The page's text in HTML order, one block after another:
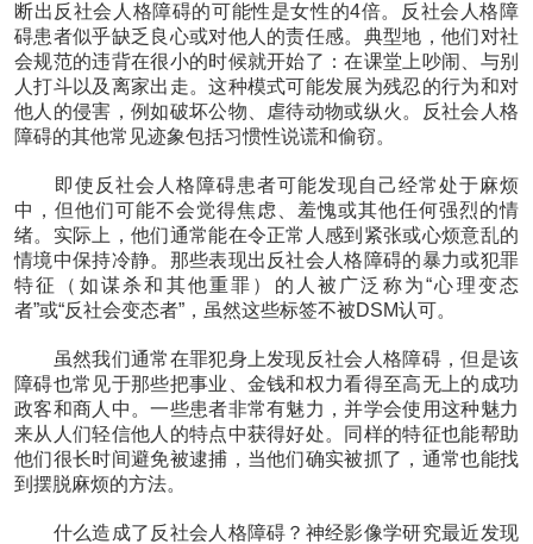
断出反社会人格障碍的可能性是女性的4倍。反社会人格障
碍患者似乎缺乏良心或对他人的责任感。典型地，他们对社
会规范的违背在很小的时候就开始了：在课堂上吵闹、与别
人打斗以及离家出走。这种模式可能发展为残忍的行为和对
他人的侵害，例如破坏公物、虐待动物或纵火。反社会人格
障碍的其他常见迹象包括习惯性说谎和偷窃。
即使反社会人格障碍患者可能发现自己经常处于麻烦
中，但他们可能不会觉得焦虑、羞愧或其他任何强烈的情
绪。实际上，他们通常能在令正常人感到紧张或心烦意乱的
情境中保持冷静。那些表现出反社会人格障碍的暴力或犯罪
特征（如谋杀和其他重罪）的人被广泛称为“心理变态
者”或“反社会变态者”，虽然这些标签不被DSM认可。
虽然我们通常在罪犯身上发现反社会人格障碍，但是该
障碍也常见于那些把事业、金钱和权力看得至高无上的成功
政客和商人中。一些患者非常有魅力，并学会使用这种魅力
来从人们轻信他人的特点中获得好处。同样的特征也能帮助
他们很长时间避免被逮捕，当他们确实被抓了，通常也能找
到摆脱麻烦的方法。
什么造成了反社会人格障碍？神经影像学研究最近发现